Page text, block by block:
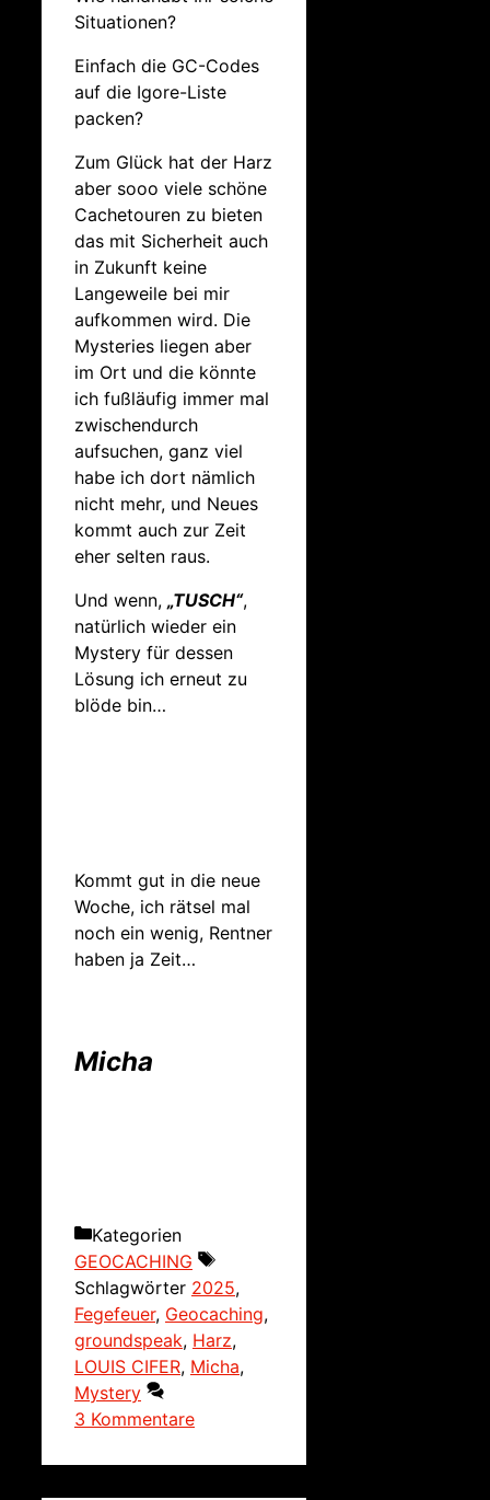
Situationen?
Einfach die GC-Codes
auf die Igore-Liste
packen?
Zum Glück hat der Harz
aber sooo viele schöne
Cachetouren zu bieten
das mit Sicherheit auch
in Zukunft keine
Langeweile bei mir
aufkommen wird. Die
Mysteries liegen aber
im Ort und die könnte
ich fußläufig immer mal
zwischendurch
aufsuchen, ganz viel
habe ich dort nämlich
nicht mehr, und Neues
kommt auch zur Zeit
eher selten raus.
Und wenn, „TUSCH“,
natürlich wieder ein
Mystery für dessen
Lösung ich erneut zu
blöde bin…
Kommt gut in die neue
Woche, ich rätsel mal
noch ein wenig, Rentner
haben ja Zeit…
Micha
Kategorien
GEOCACHING
Schlagwörter 2025,
Fegefeuer, Geocaching,
groundspeak, Harz,
LOUIS CIFER, Micha,
Mystery
3 Kommentare